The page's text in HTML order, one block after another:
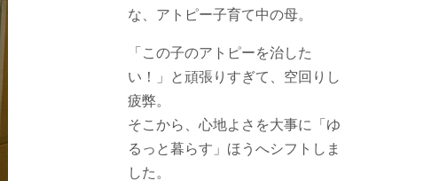
な、アトピー子育て中の母。
「この子のアトピーを治した
い！」と頑張りすぎて、空回りし
疲弊。
そこから、心地よさを大事に「ゆ
るっと暮らす」ほうへシフトしま
した。